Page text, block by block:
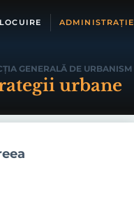
LOCUIRE ADMINISTRAȚIE
GENERALĂ DE URBANISM
urbane